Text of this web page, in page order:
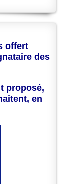
offert
des
proposé,
en